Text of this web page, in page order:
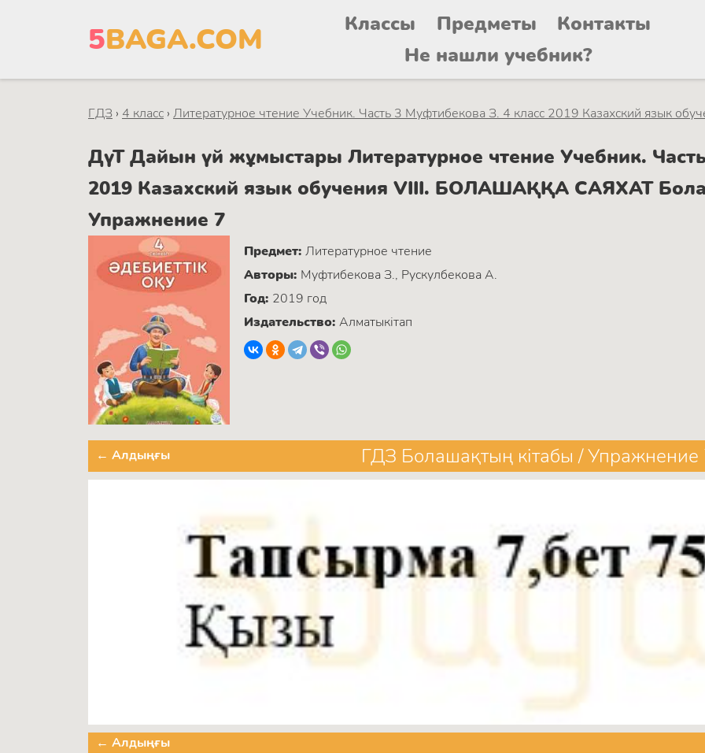
5BAGA.COM Классы Предметы
Контакты
Не нашли учебник?
ГДЗ › 4 класс › Литературное чтение Учебник. Часть 3 Муфтибекова З. 4 класс 2019 Казахский язык
ДүТ Дайын үй жұмыстары Литературное чтение Учебник.
2019 Казахский язык обучения VIII. БОЛАШАҚҚА САЯХАТ
Упражнение 7
Предмет: Литературное чтение
Авторы: Муфтибекова З., Рускулбекова А.
Год: 2019 год
Издательство: Алматыкітап
← Алдыңғы ГДЗ Болашақтың кітабы / Упражнение
← Алдыңғы